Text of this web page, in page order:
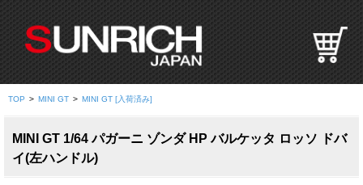
R
I
H
J
TOP > MINI GT > MINI GT [入荷済み]
MINI GT 1/64 パガーニ ゾンダ HP バルケッタ ロッソ ドバ
イ(左ハンドル)